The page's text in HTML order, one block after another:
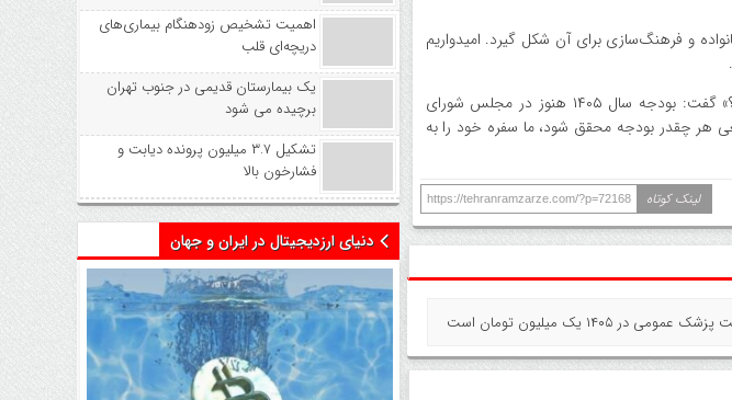
و فرهنگ‌سازی برای آن شکل گیرد. امیدواریم
او در پاسخ به پرسشی در مورد «بودجه مطلوب وزارت بهداشت برای اجرای برنامه پزشکی خانواده چیست؟» گفت: بودجه سال ۱۴۰۵ هنوز در مجلس شورای
هر چقدر بودجه محقق شود، ما سفره خود را به
لینک کوتاه https://tehranramzarze.com/?p=72168
عمومی در ۱۴۰۵ یک میلیون تومان است
اهمیت تشخیص زودهنگام بیماری‌های
دریچه‌ای قلب
یک بیمارستان قدیمی در جنوب تهران
برچیده می شود
تشکیل ۳.۷ میلیون پرونده دیابت و
فشارخون بالا
دنیای ارزدیجیتال در ایران و جهان